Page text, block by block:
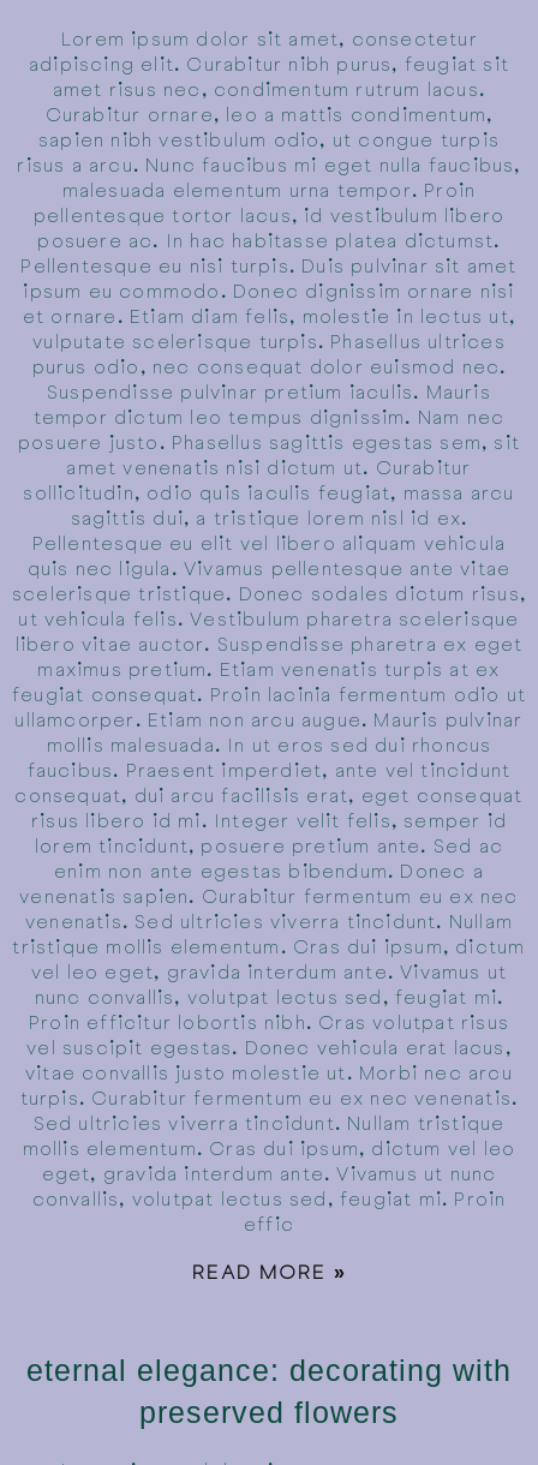
Lorem ipsum dolor sit amet, consectetur
adipiscing elit. Curabitur nibh purus, feugiat sit
amet risus nec, condimentum rutrum lacus.
Curabitur ornare, leo a mattis condimentum,
sapien nibh vestibulum odio, ut congue turpis
risus a arcu. Nunc faucibus mi eget nulla faucibus,
malesuada elementum urna tempor. Proin
pellentesque tortor lacus, id vestibulum libero
posuere ac. In hac habitasse platea dictumst.
Pellentesque eu nisi turpis. Duis pulvinar sit amet
ipsum eu commodo. Donec dignissim ornare nisi
et ornare. Etiam diam felis, molestie in lectus ut,
vulputate scelerisque turpis. Phasellus ultrices
purus odio, nec consequat dolor euismod nec.
Suspendisse pulvinar pretium iaculis. Mauris
tempor dictum leo tempus dignissim. Nam nec
posuere justo. Phasellus sagittis egestas sem, sit
amet venenatis nisi dictum ut. Curabitur
sollicitudin, odio quis iaculis feugiat, massa arcu
sagittis dui, a tristique lorem nisl id ex.
Pellentesque eu elit vel libero aliquam vehicula
quis nec ligula. Vivamus pellentesque ante vitae
scelerisque tristique. Donec sodales dictum risus,
ut vehicula felis. Vestibulum pharetra scelerisque
libero vitae auctor. Suspendisse pharetra ex eget
maximus pretium. Etiam venenatis turpis at ex
feugiat consequat. Proin lacinia fermentum odio ut
ullamcorper. Etiam non arcu augue. Mauris pulvinar
mollis malesuada. In ut eros sed dui rhoncus
faucibus. Praesent imperdiet, ante vel tincidunt
consequat, dui arcu facilisis erat, eget consequat
risus libero id mi. Integer velit felis, semper id
lorem tincidunt, posuere pretium ante. Sed ac
enim non ante egestas bibendum. Donec a
venenatis sapien. Curabitur fermentum eu ex nec
venenatis. Sed ultricies viverra tincidunt. Nullam
tristique mollis elementum. Cras dui ipsum, dictum
vel leo eget, gravida interdum ante. Vivamus ut
nunc convallis, volutpat lectus sed, feugiat mi.
Proin efficitur lobortis nibh. Cras volutpat risus
vel suscipit egestas. Donec vehicula erat lacus,
vitae convallis justo molestie ut. Morbi nec arcu
turpis. Curabitur fermentum eu ex nec venenatis.
Sed ultricies viverra tincidunt. Nullam tristique
mollis elementum. Cras dui ipsum, dictum vel leo
eget, gravida interdum ante. Vivamus ut nunc
convallis, volutpat lectus sed, feugiat mi. Proin
effic
READ MORE »
eternal elegance: decorating with
preserved flowers